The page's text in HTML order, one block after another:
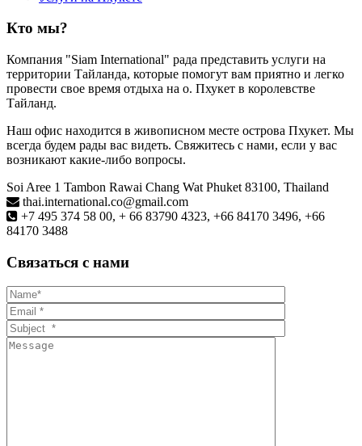
Кто мы?
Компания "Siam International" рада представить услуги на
территории Тайланда, которые помогут вам приятно и легко
провести свое время отдыха на о. Пхукет в королевстве
Тайланд.
Наш офис находится в живописном месте острова Пхукет. Мы
всегда будем рады вас видеть. Свяжитесь с нами, если у вас
возникают какие-либо вопросы.
Soi Aree 1 Tambon Rawai Chang Wat Phuket 83100, Thailand
thai.international.co@gmail.com
+7 495 374 58 00, + 66 83790 4323, +66 84170 3496, +66
84170 3488
Связаться с нами